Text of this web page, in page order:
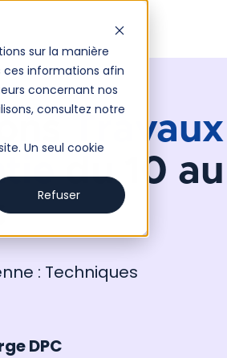
sur la manière
ces informations afin
concernant nos
consultez notre
Un seul cookie
Refuser
Travaux
du 10 au
: Techniques
DPC